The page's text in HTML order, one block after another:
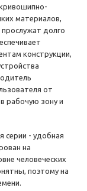
материалов,
долго
конструкции,
от
рабочую зону и
серии - удобная
на
человеческих
поэтому на